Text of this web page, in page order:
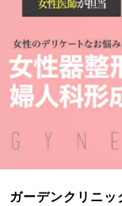
ガーデンクリニッ